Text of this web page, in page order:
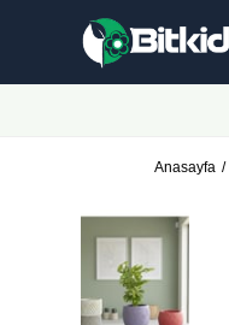
Anasayfa